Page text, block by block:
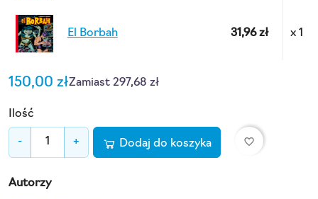
El Borbah 31,96 zł x 1
150,00 złZamiast 297,68 zł
Ilość
- + Dodaj do koszyka favorite_border
Autorzy